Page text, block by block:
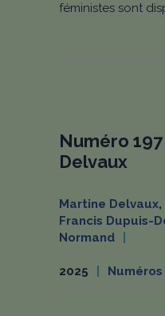
féministes sont
Numéro
Delvaux
Martine Delvaux,
Francis Dupuis-
Normand
2025